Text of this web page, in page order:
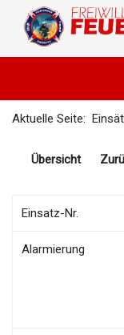
Aktuelle Seite:
Übersicht
Einsatz-Nr.
Alarmierung